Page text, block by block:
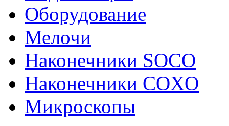
Оборудование
Мелочи
Наконечники SOCO
Наконечники COXO
Микроскопы